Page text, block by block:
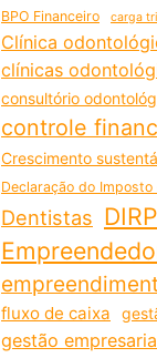
BPO Financeiro
carga
Clínica
clínicas
consultório
controle
Crescimento
Declaração do Imposto
Dentistas
fluxo de caixa
gestão